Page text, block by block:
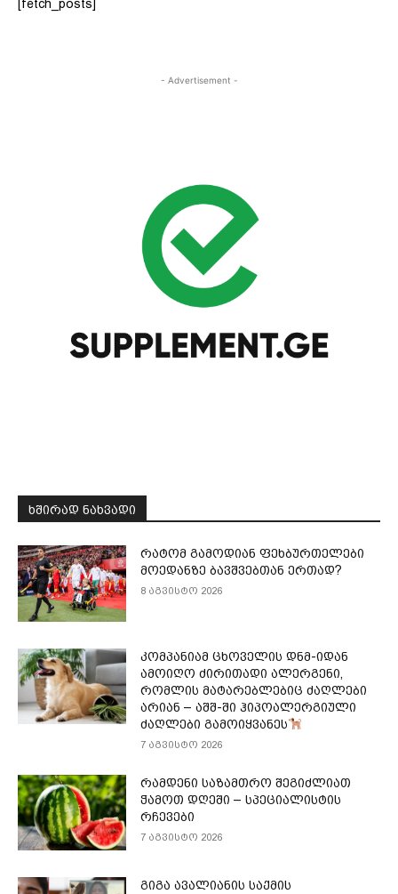
[fetch_posts]
- Advertisement -
ᲮᲨᲘᲠᲐᲓ ᲜᲐᲮᲕᲐᲓᲘ
რატომ გამოდიან ფეხბურთელები
მოედანზე ბავშვებთან ერთად?
8 აგვისტო 2026
კომპანიამ ცხოველის დნმ-იდან
ამოიღო ძირითადი ალერგენი,
რომლის მატარებლებიც ძაღლები
არიან – აშშ-ში ჰიპოალერგიული
ძაღლები გამოიყვანეს
7 აგვისტო 2026
რამდენი საზამთრო შეგიძლიათ
ჭამოთ დღეში – სპეციალისტის
რჩევები
7 აგვისტო 2026
გიგა ავალიანის საქმის